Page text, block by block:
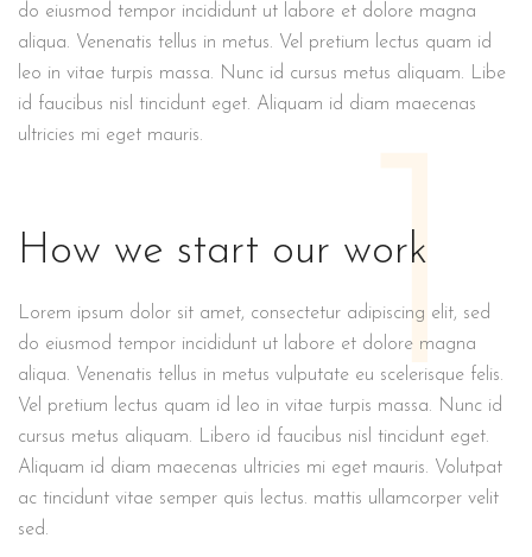
do eiusmod tempor incididunt ut labore et dolore magna
aliqua. Venenatis tellus in metus. Vel pretium lectus quam id
leo in vitae turpis massa. Nunc id cursus metus aliquam. Libe
id faucibus nisl tincidunt eget. Aliquam id diam maecenas
ultricies mi eget mauris.
1
How we start our work
Lorem ipsum dolor sit amet, consectetur adipiscing elit, sed
do eiusmod tempor incididunt ut labore et dolore magna
aliqua. Venenatis tellus in metus vulputate eu scelerisque felis.
Vel pretium lectus quam id leo in vitae turpis massa. Nunc id
cursus metus aliquam. Libero id faucibus nisl tincidunt eget.
Aliquam id diam maecenas ultricies mi eget mauris. Volutpat
ac tincidunt vitae semper quis lectus. mattis ullamcorper velit
sed.